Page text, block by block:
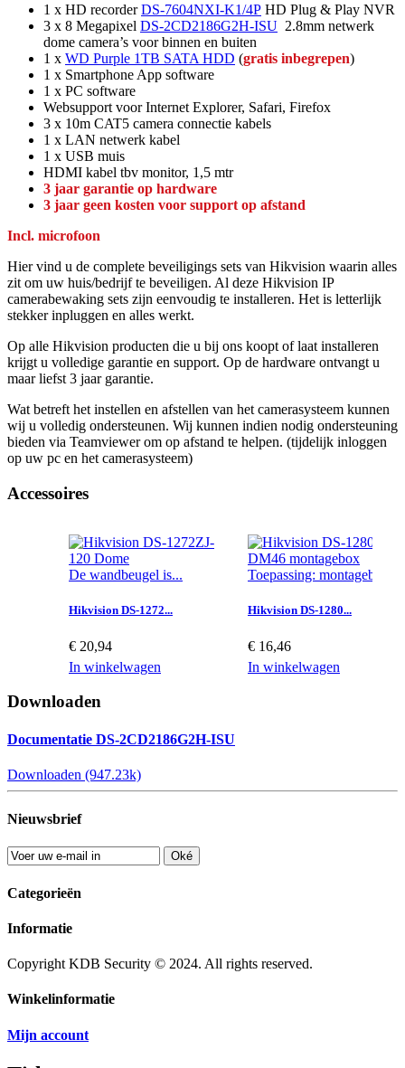
1 x HD recorderDS-7604NXI-K1/4P HD Plug & Play NVR
3 x 8 Megapixel DS-2CD2186G2H-ISU 2.8mm netwerk
dome camera’s voor binnen en buiten
1 x WD Purple 1TB SATA HDD (gratis inbegrepen)
1 x Smartphone App software
1 x PC software
Websupport voor Internet Explorer, Safari, Firefox
3 x 10m CAT5 camera connectie kabels
1 x LAN netwerk kabel
1 x USB muis
HDMI kabel tbv monitor, 1,5 mtr
3 jaar garantie op hardware
3 jaar geen kosten voor support op afstand
Incl. microfoon
Hier vind u de complete beveiligings sets van Hikvision waarin alles
zit om uw huis/bedrijf te beveiligen. Al deze Hikvision IP
camerabewaking sets zijn eenvoudig te installeren. Het is letterlijk
stekker inpluggen en alles werkt.
Op alle Hikvision producten die u bij ons koopt of laat installeren
krijgt u volledige garantie en support. Op de hardware ontvangt u
maar liefst 3 jaar garantie.
Wat betreft het instellen en afstellen van het camerasysteem kunnen
wij u volledig ondersteunen. Wij kunnen indien nodig ondersteuning
bieden via Teamviewer om op afstand te helpen. (tijdelijk inloggen
op uw pc en het camerasysteem)
Accessoires
De wandbeugel is...
Hikvision DS-1272...
€ 20,94
In winkelwagen
Toepassing: montagebox...
Hikvision DS-1280...
€ 16,46
In winkelwagen
Downloaden
Documentatie DS-2CD2186G2H-ISU
Downloaden (947.23k)
Nieuwsbrief
Oké
Categorieën
Informatie
Copyright KDB Security © 2024. All rights reserved.
Winkelinformatie
Mijn account